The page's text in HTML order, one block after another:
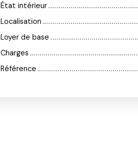
État intérieur
Localisation
Loyer de base
Charges
Référence